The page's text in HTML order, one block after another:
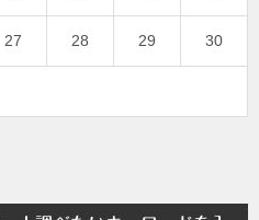
27 28 29 30